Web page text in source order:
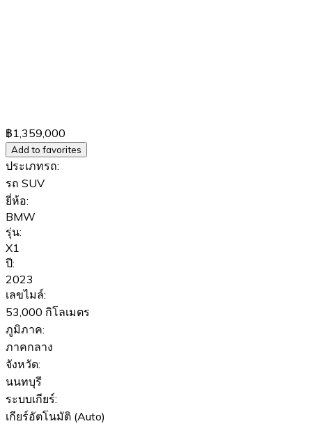
฿1,359,000
Add to favorites
ประเภทรถ:
รถ SUV
ยี่ห้อ:
BMW
รุ่น:
X1
ปี:
2023
เลขไมล์:
53,000 กิโลเมตร
ภูมิภาค:
ภาคกลาง
จังหวัด:
นนทบุรี
ระบบเกียร์:
เกียร์อัตโนมัติ (Auto)